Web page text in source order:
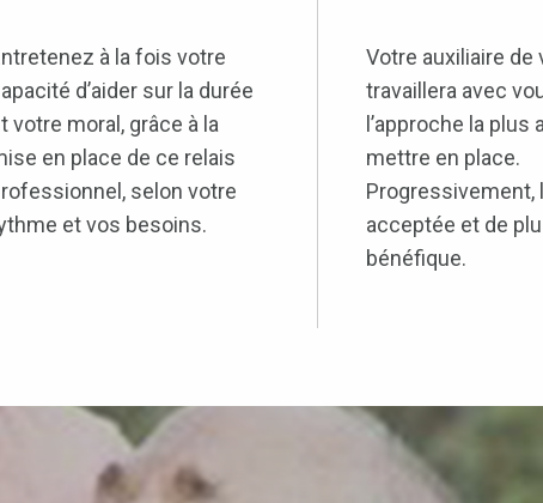
à la fois votre
d’aider sur la durée
votre moral, grâce à la
en place de ce relais
selon votre
et vos besoins.
Votre auxiliaire de
travaillera avec
l’approche la plus
mettre en place.
Progressivement,
acceptée et de
bénéfique.